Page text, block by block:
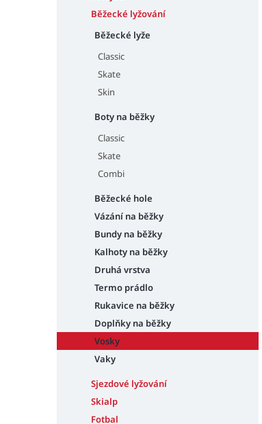
Běžecké lyžování
Běžecké lyže
Classic
Skate
Skin
Boty na běžky
Classic
Skate
Combi
Běžecké hole
Vázání na běžky
Bundy na běžky
Kalhoty na běžky
Druhá vrstva
Termo prádlo
Rukavice na běžky
Doplňky na běžky
Vosky
Vaky
Sjezdové lyžování
Skialp
Fotbal